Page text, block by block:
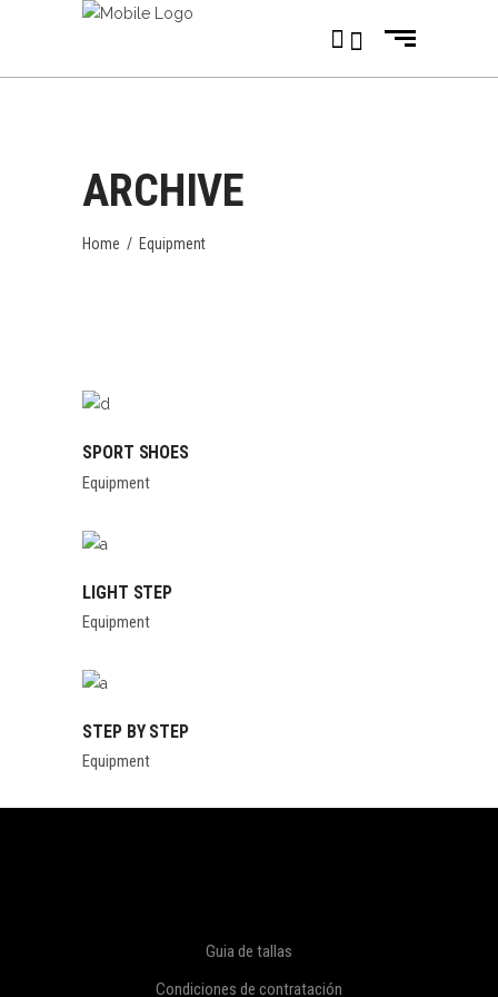
ARCHIVE
Home / Equipment
SPORT SHOES
Equipment
LIGHT STEP
Equipment
STEP BY STEP
Equipment
Guia de tallas
Condiciones de contratación